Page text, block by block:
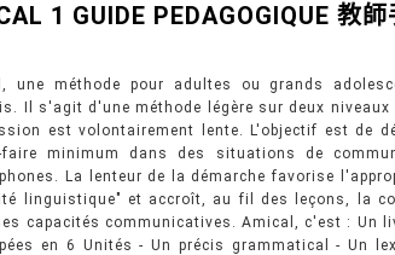
1 GUIDE PEDAGOGIQUE 教師
une méthode pour adultes ou grands
Il s'agit d'une méthode légère sur deux
est volontairement lente. L'objectif est de
faire minimum dans des situations de
La lenteur de la démarche favorise
linguistique" et accroît, au fil des leçons, la
capacités communicatives. Amical, c'est : Un
en 6 Unités - Un précis grammatical - Un